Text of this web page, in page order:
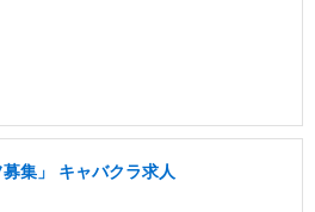
集」 キャバクラ求人